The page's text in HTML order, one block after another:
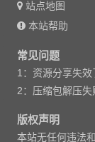
站点地图
本站帮助
常见问题
1：资源分享失效
2：压缩包解压失
版权声明
本站无任何违法